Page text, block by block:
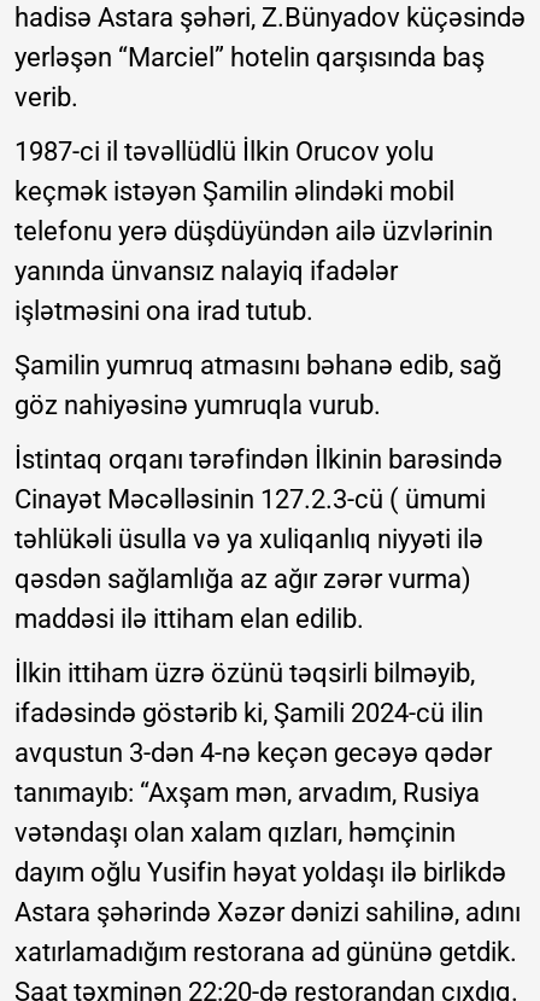
hadisə Astara şəhəri, Z.Bünyadov küçəsində
yerləşən “Marciel” hotelin qarşısında baş
verib.
1987-ci il təvəllüdlü İlkin Orucov yolu
keçmək istəyən Şamilin əlindəki mobil
telefonu yerə düşdüyündən ailə üzvlərinin
yanında ünvansız nalayiq ifadələr
işlətməsini ona irad tutub.
Şamilin yumruq atmasını bəhanə edib, sağ
göz nahiyəsinə yumruqla vurub.
İstintaq orqanı tərəfindən İlkinin barəsində
Cinayət Məcəlləsinin 127.2.3-cü ( ümumi
təhlükəli üsulla və ya xuliqanlıq niyyəti ilə
qəsdən sağlamlığa az ağır zərər vurma)
maddəsi ilə ittiham elan edilib.
İlkin ittiham üzrə özünü təqsirli bilməyib,
ifadəsində göstərib ki, Şamili 2024-cü ilin
avqustun 3-dən 4-nə keçən gecəyə qədər
tanımayıb: “Axşam mən, arvadım, Rusiya
vətəndaşı olan xalam qızları, həmçinin
dayım oğlu Yusifin həyat yoldaşı ilə birlikdə
Astara şəhərində Xəzər dənizi sahilinə, adını
xatırlamadığım restorana ad gününə getdik.
Saat təxminən 22:20-də restorandan çıxdıq.